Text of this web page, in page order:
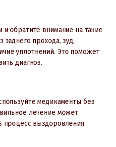
обратите внимание на такие
заднего прохода, зуд,
уплотнений. Это поможет
диагноз.
медикаменты без
лечение может
процесс выздоровления.